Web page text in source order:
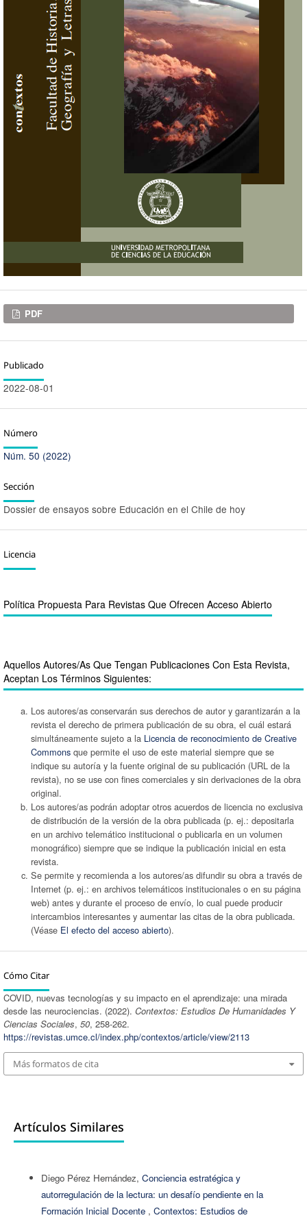
Descargas
PDF
Publicado
2022-08-01
Número
Núm. 50 (2022)
Sección
Dossier de ensayos sobre Educación en el Chile de hoy
Licencia
Política Propuesta Para Revistas Que Ofrecen Acceso Abierto
Aquellos Autores/as Que Tengan Publicaciones Con Esta Revista,
Aceptan Los Términos Siguientes:
Los autores/as conservarán sus derechos de autor y garantizarán a la
revista el derecho de primera publicación de su obra, el cuál estará
simultáneamente sujeto a la Licencia de reconocimiento de Creative
Commonsque permite el uso de este material siempre que se
indique su autoría y la fuente original de su publicación (URL de la
revista), no se use con fines comerciales y sin derivaciones de la obra
original.
Los autores/as podrán adoptar otros acuerdos de licencia no exclusiva
de distribución de la versión de la obra publicada (p. ej.: depositarla
en un archivo telemático institucional o publicarla en un volumen
monográfico) siempre que se indique la publicación inicial en esta
revista.
Se permite y recomienda a los autores/as difundir su obra a través de
Internet (p. ej.: en archivos telemáticos institucionales o en su página
web) antes y durante el proceso de envío, lo cual puede producir
intercambios interesantes y aumentar las citas de la obra publicada.
(Véase El efecto del acceso abierto).
Cómo Citar
COVID, nuevas tecnologías y su impacto en el aprendizaje: una mirada
desde las neurociencias. (2022). Contextos: Estudios De Humanidades Y
Ciencias Sociales, 50, 258-262.
https://revistas.umce.cl/index.php/contextos/article/view/2113
Más formatos de cita
Artículos Similares
Diego Pérez Hernández, Conciencia estratégica y
autorregulación de la lectura: un desafío pendiente en la
Formación Inicial Docente , Contextos: Estudios de